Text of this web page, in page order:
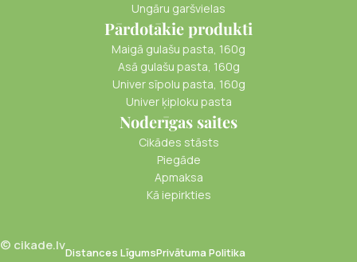
Ungāru garšvielas
Pārdotākie produkti
Maigā gulašu pasta, 160g
Asā gulašu pasta, 160g
Univer sīpolu pasta, 160g
Univer ķiploku pasta
Noderīgas saites
Cikādes stāsts
Piegāde
Apmaksa
Kā iepirkties
© cikade.lvDistances LīgumsPrivātuma Politika